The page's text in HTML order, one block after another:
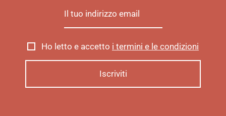
Ho letto e accetto i termini e le condizioni